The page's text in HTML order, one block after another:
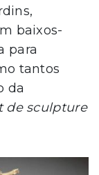
baixos-
para
tantos
da
de sculpture